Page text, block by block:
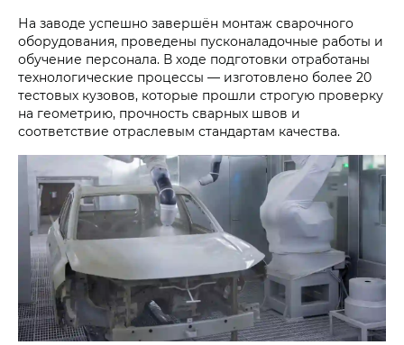
На заводе успешно завершён монтаж сварочного
оборудования, проведены пусконаладочные работы и
обучение персонала. В ходе подготовки отработаны
технологические процессы — изготовлено более 20
тестовых кузовов, которые прошли строгую проверку
на геометрию, прочность сварных швов и
соответствие отраслевым стандартам качества.